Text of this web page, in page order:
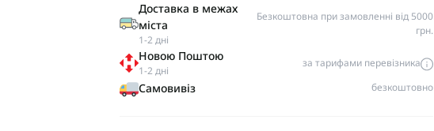
Доставка в межах
міста
1-2 дні
Безкоштовна при замовленні від 5000
грн.
Новою Поштою
1-2 дні
за тарифами перевізника
Самовивіз безкоштовно